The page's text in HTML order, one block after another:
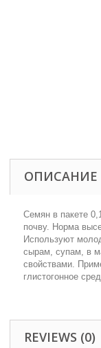
ОПИСАНИЕ
Семян в пакете
почву. Норма
Используют
сырам, супам, в
свойствами.
глистогонное
REVIEWS (0)